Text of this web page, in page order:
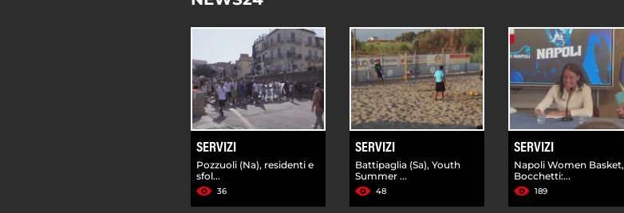
SERVIZI
Pozzuoli (Na), residenti e
sfol...
36
SERVIZI
Battipaglia (Sa), Youth
Summer ...
48
SERVIZI
Napoli Women Basket,
Bocchetti:...
189